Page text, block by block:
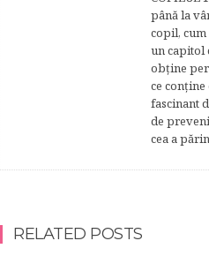
până la
copil, cum
un capitol
obţine
ce conţine
fascinant
de
cea a
RELATED POSTS